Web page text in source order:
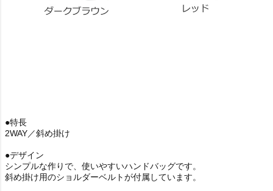
●特長
2WAY／斜め掛け
●デザイン
シンプルな作りで、使いやすいハンドバッグです。
斜め掛け用のショルダーベルトが付属しています。